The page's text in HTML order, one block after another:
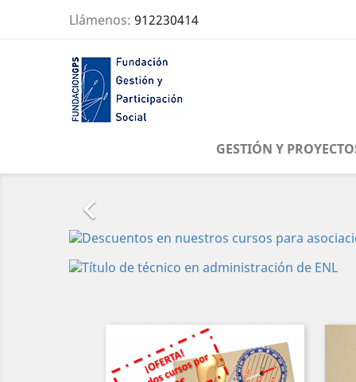
Llámenos: 912230414
GESTIÓN Y
